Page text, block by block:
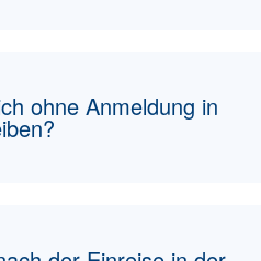
anmelden und je nach
Aufenthaltsbewilligung
ohne Anmeldung in